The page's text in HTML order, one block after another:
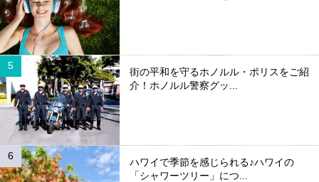
街の平和を守るホノルル・ポリスをご紹
介！ホノルル警察グッ...
ハワイで季節を感じられる♪ハワイの
「シャワーツリー」につ...